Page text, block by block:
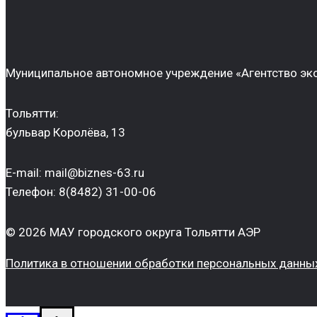
Муниципальное автономное учреждение «Агентство
Тольятти:
бульвар Королёва, 13
E-mail: mail@biznes-63.ru
Телефон: 8(8482) 31-00-06
© 2026 МАУ городского округа Тольятти АЭР
Политика в отношении обработки персональных